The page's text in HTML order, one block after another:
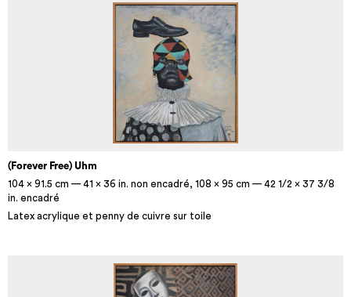
(Forever Free) Uhm
104 x 91.5 cm — 41 x 36 in. non encadré, 108 x 95 cm — 42 1/2 x 37 3/8
in. encadré
Latex acrylique et penny de cuivre sur toile